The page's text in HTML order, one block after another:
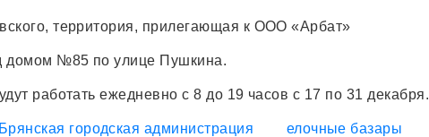
территория, прилегающая к ООО «Арбат»
домом №85 по улице Пушкина.
работать ежедневно с 8 до 19 часов с 17 по 31 декабря.
Брянская городская администрация елочные базары